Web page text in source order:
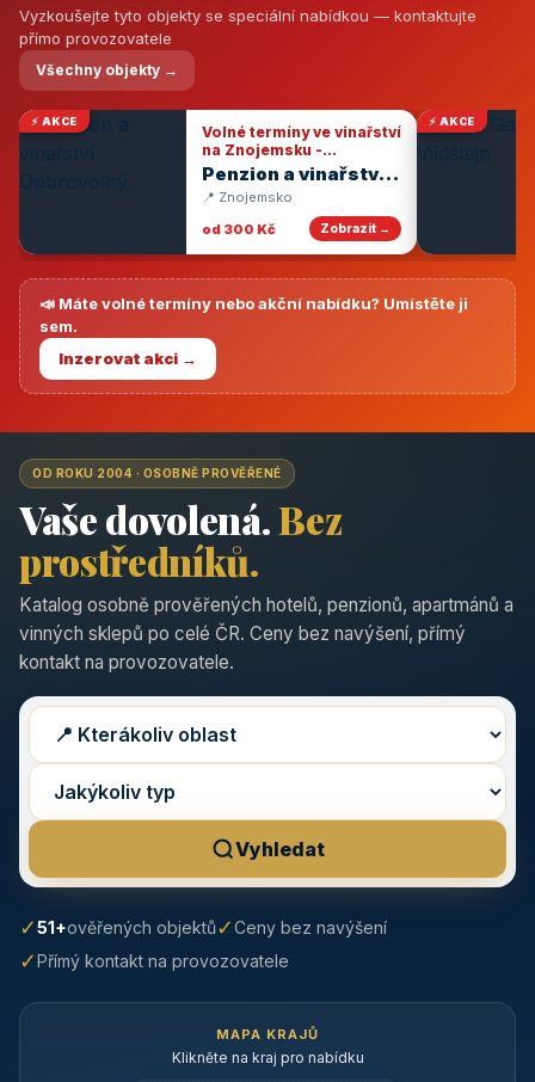
Vyzkoušejte tyto objekty se speciální nabídkou — kontaktujte
přímo provozovatele
Všechny objekty →
⚡ AKCE
Volné termíny ve vinařství
na Znojemsku -
degustace vín
Penzion a vinařství
Dobrovolný
📍 Znojemsko
od 300 Kč
Zobrazit →
⚡ AKCE
📣 Máte volné termíny nebo akční nabídku? Umístěte ji
sem.
Inzerovat akci →
OD ROKU 2004 · OSOBNĚ PROVĚŘENÉ
Vaše dovolená.Bez
prostředníků.
Katalog osobně prověřených hotelů, penzionů, apartmánů a
vinných sklepů po celé ČR. Ceny bez navýšení, přímý
kontakt na provozovatele.
Vyhledat
✓51+ověřených objektů✓Ceny bez navýšení
✓Přímý kontakt na provozovatele
MAPA KRAJŮ
Klikněte na kraj pro nabídku